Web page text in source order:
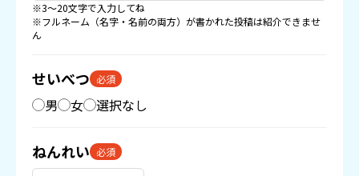
※3〜20文字で入力してね
※フルネーム（名字・名前の両方）が書かれた投稿は紹介できませ
ん
せいべつ 必須
男 女 選択なし
ねんれい 必須